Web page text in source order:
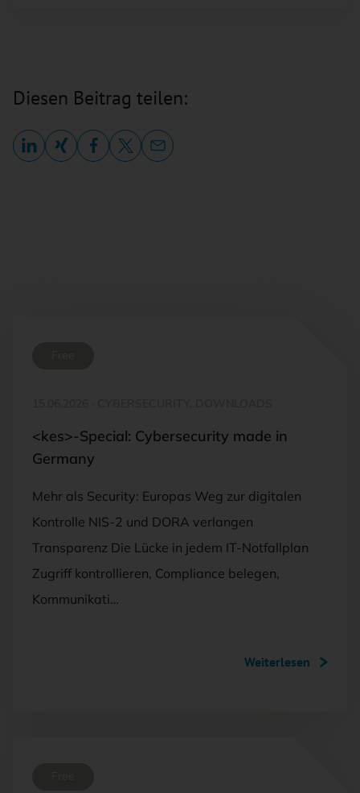
Diesen Beitrag teilen:
<kes>-Special: Cybersecurity made in
Germany
Mehr als Security: Europas Weg zur digitalen
Kontrolle NIS-2 und DORA verlangen
Transparenz Die Lücke in jedem IT-Notfallplan
Zugriff kontrollieren, Compliance belegen,
Kommunikati…
Weiterlesen